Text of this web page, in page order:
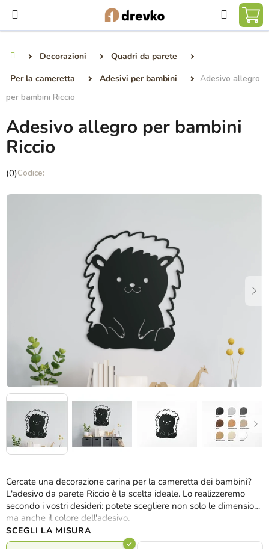
contenuto
Ricerca
Decorazioni
Quadri da parete
Per la cameretta
Adesivi per bambini
Adesivo allegro
per bambini Riccio
Cercate una decorazione carina per la cameretta dei bambini?
L'adesivo da parete Riccio è la scelta ideale. Lo realizzeremo
secondo i vostri desideri: potete scegliere non solo le dimensioni,
ma anche il colore dell'adesivo.
SCEGLI LA MISURA
Adesivo allegro per bambini
Riccio
La
media
(0)